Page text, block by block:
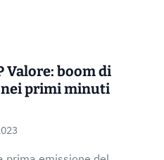
Valore: boom di
primi minuti